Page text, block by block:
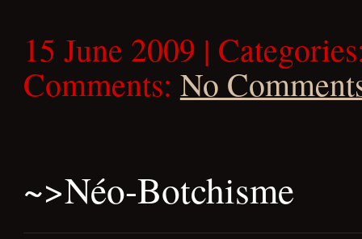
15 June 2009 |
Comments: No
~>Néo-Botchisme